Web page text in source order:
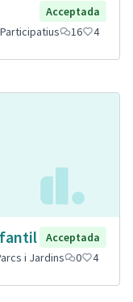
Acceptada
16 4
Acceptada
i Jardins 0 4